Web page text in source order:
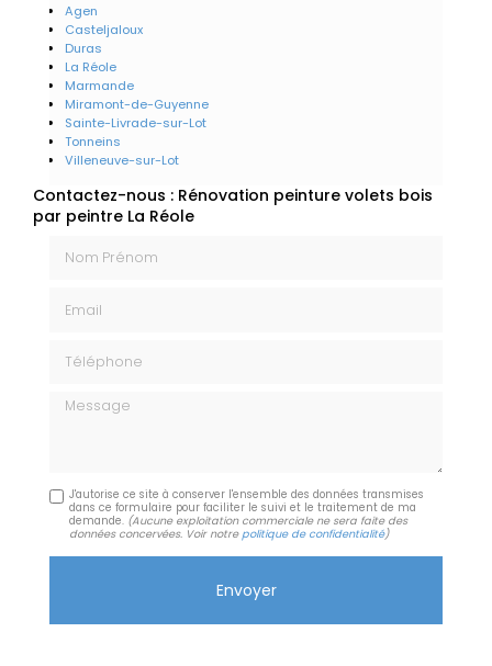
Agen
Casteljaloux
Duras
La Réole
Marmande
Miramont-de-Guyenne
Sainte-Livrade-sur-Lot
Tonneins
Villeneuve-sur-Lot
Contactez-nous : Rénovation peinture volets bois
par peintre La Réole
Message
J'autorise ce site à conserver l'ensemble des données transmises
dans ce formulaire pour faciliter le suivi et le traitement de ma
demande. (Aucune exploitation commerciale ne sera faite des
données concervées. Voir notre politique de confidentialité)